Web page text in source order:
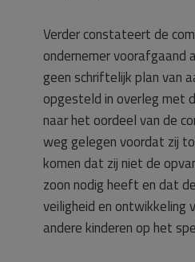
Verder constateert de
ondernemer voorafgaand
geen schriftelijk plan van
opgesteld in overleg met
naar het oordeel van de
weg gelegen voordat zij
komen dat zij niet de
zoon nodig heeft en dat
veiligheid en ontwikkeling
andere kinderen op het